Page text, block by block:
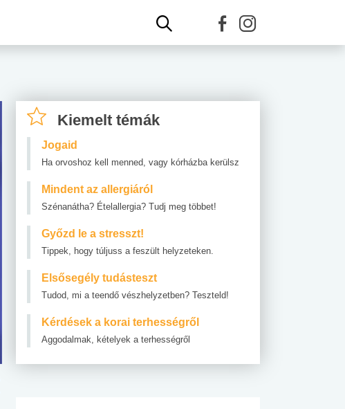
Kiemelt témák
Jogaid
Ha orvoshoz kell menned, vagy kórházba kerülsz
Mindent az allergiáról
Szénanátha? Ételallergia? Tudj meg többet!
Győzd le a stresszt!
Tippek, hogy túljuss a feszült helyzeteken.
Elsősegély tudásteszt
Tudod, mi a teendő vészhelyzetben? Teszteld!
Kérdések a korai terhességről
Aggodalmak, kételyek a terhességről